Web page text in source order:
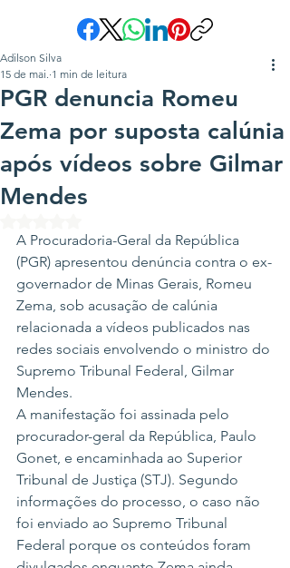
PGR denuncia Romeu
Zema por suposta calúnia
após vídeos sobre Gilmar
Mendes
Adilson Silva
15 de mai. 1 min de leitura
A Procuradoria-Geral da República
(PGR) apresentou denúncia contra o ex-
governador de Minas Gerais, Romeu
Zema, sob acusação de calúnia
relacionada a vídeos publicados nas
redes sociais envolvendo o ministro do
Supremo Tribunal Federal, Gilmar
Mendes.
A manifestação foi assinada pelo
procurador-geral da República, Paulo
Gonet, e encaminhada ao Superior
Tribunal de Justiça (STJ). Segundo
informações do processo, o caso não
foi enviado ao Supremo Tribunal
Federal porque os conteúdos foram